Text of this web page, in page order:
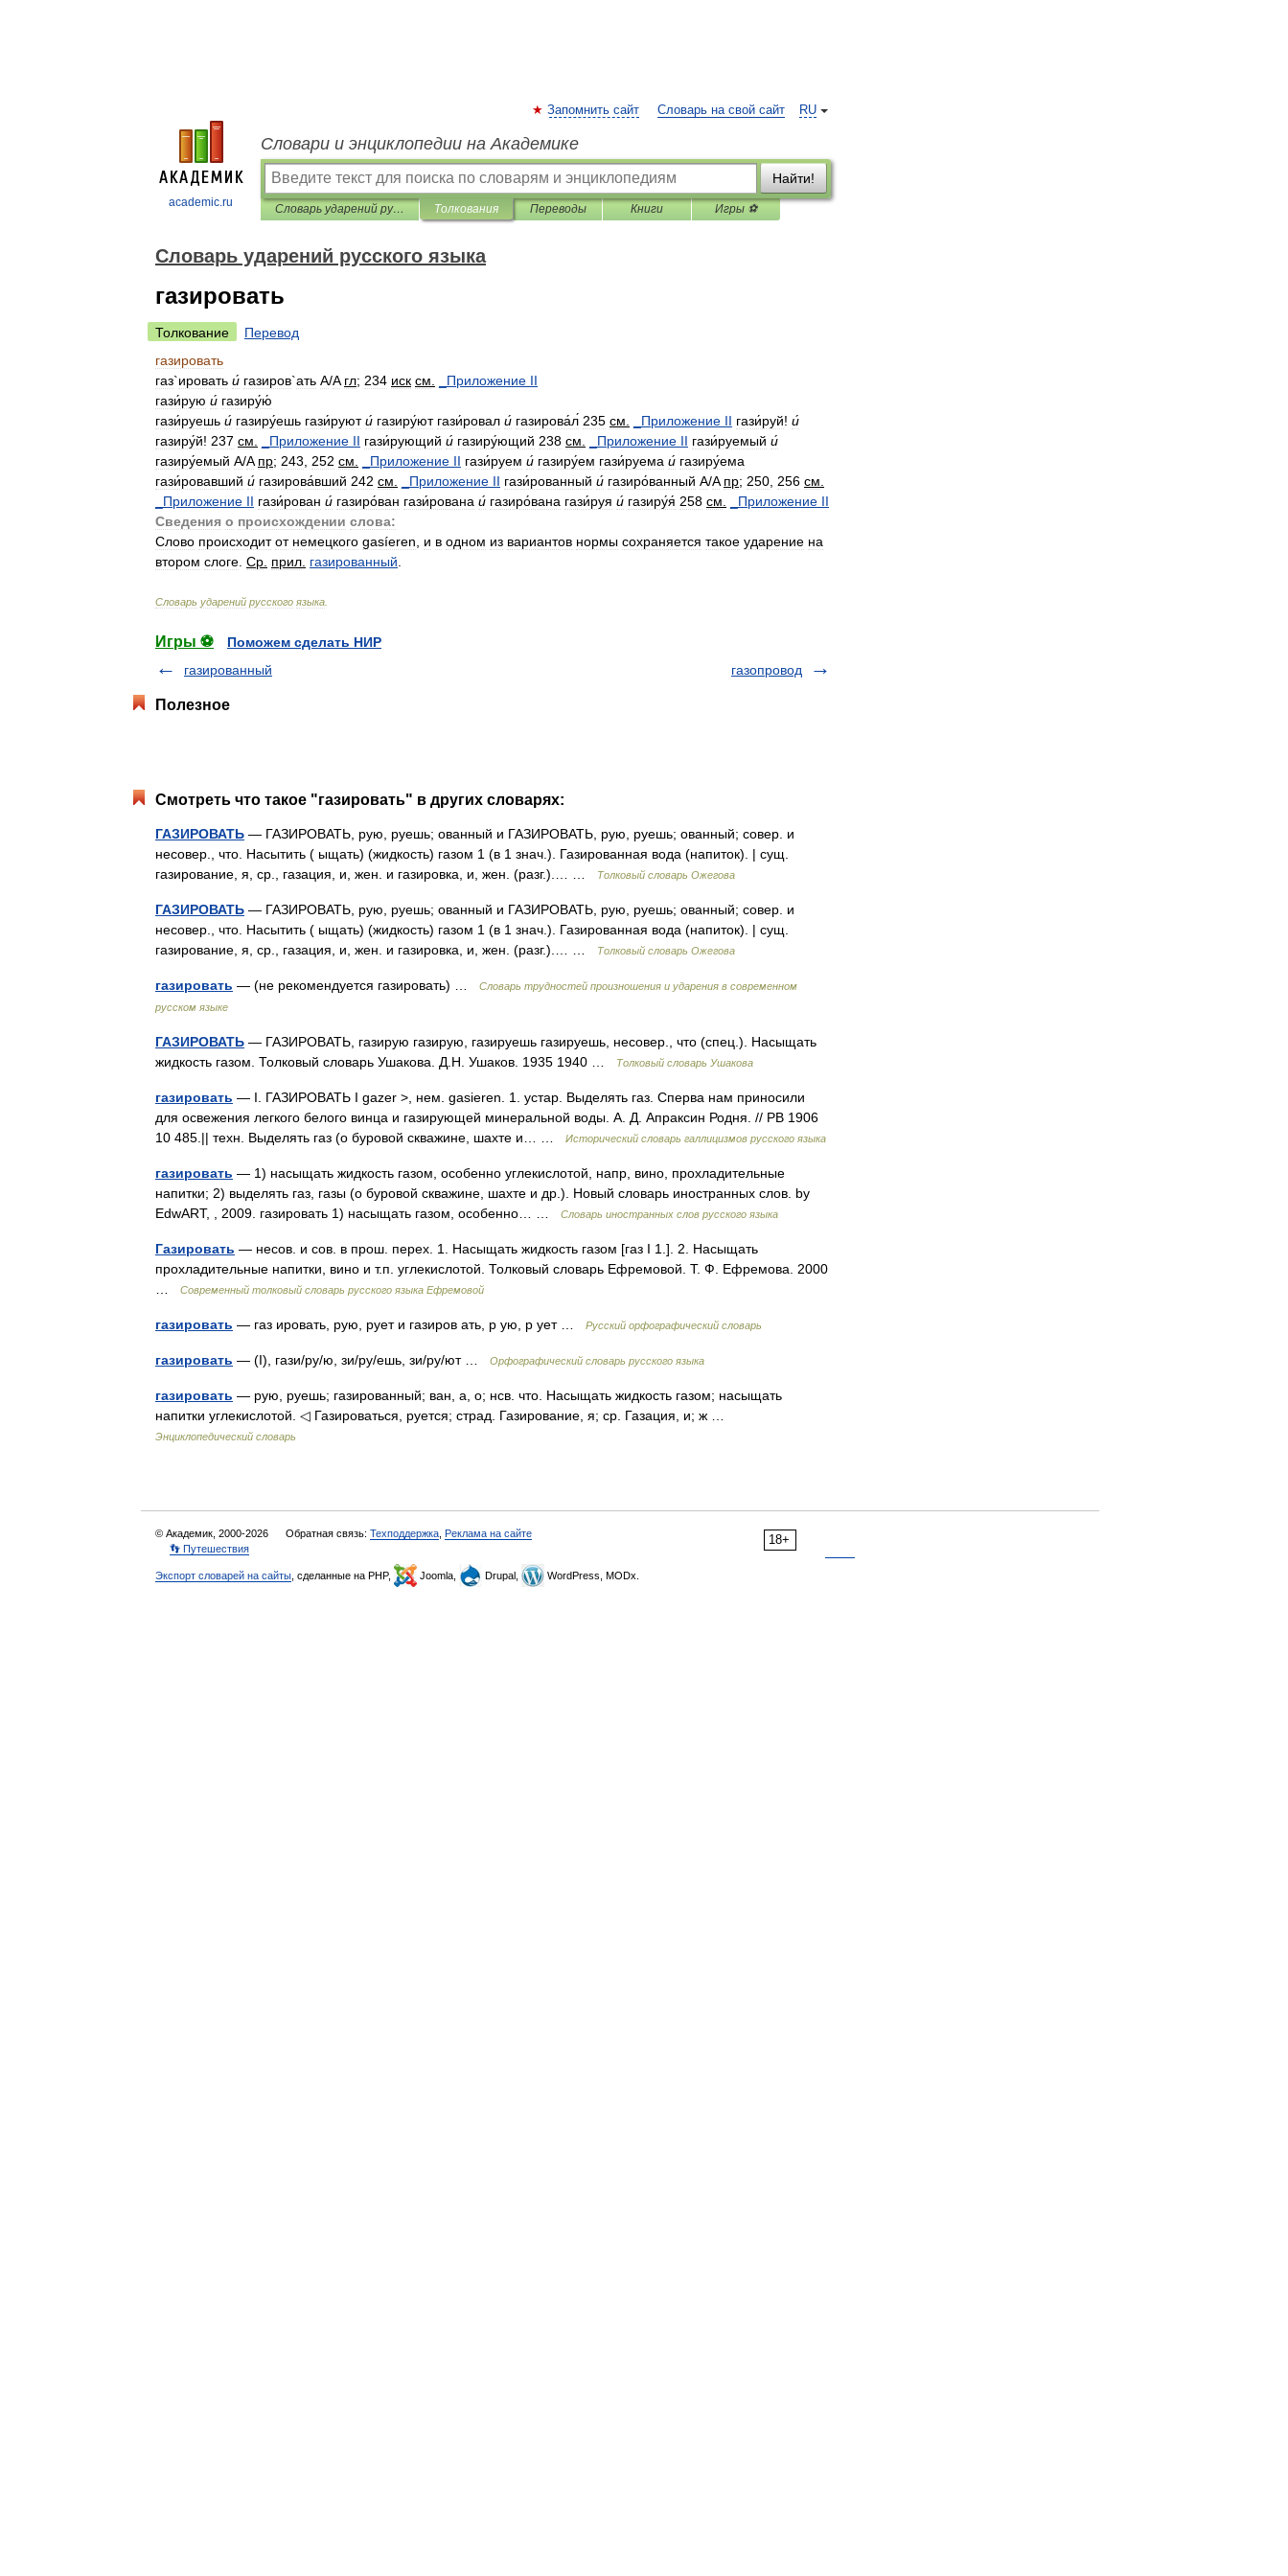
academic.ru
RU
Запомнить сайт Словарь на свой сайт
Словари и энциклопедии на Академике
Найти!
Словарь ударений русского языка Толкования Переводы Книги Игры ⚽
Словарь ударений русского языка
газировать
Толкование
Перевод
газировать
газ`ировать и́ газиров`ать A/A гл; 234 иск см Приложение II
гази́рую и́ газиру́ю́
гази́руешь и́ газиру́ешь гази́руют и́ газиру́ют гази́ровал и́ газирова́л́ 235 см Приложение II гази́руй! и́
газиру́й! 237 см Приложение II гази́рующий и́ газиру́ющий 238 см Приложение II гази́руемый и́
газиру́емый A/A пр; 243 252 см Приложение II гази́руем и́ газиру́ем гази́руема и́ газиру́ема
гази́ровавший и́ газирова́вший 242 см Приложение II гази́рованный и́ газиро́ванный A/A пр; 250 256 см
Приложение II гази́рован и́ газиро́ван гази́рована и́ газиро́вана гази́руя и́ газиру́я́ 258 см Приложение II
Сведения о происхождении слова:
Слово происходит от немецкого gasíeren и в одном из вариантов нормы сохраняется такое ударение на
втором слоге Ср прил газированный
Словарь ударений русского языка
Игры ⚽
Поможем сделать НИР
газированный
газопровод
Полезное
Смотреть что такое "газировать" в других словарях:
ГАЗИРОВАТЬ — ГАЗИРОВАТЬ, рую, руешь; ованный и ГАЗИРОВАТЬ, рую, руешь; ованный; совер. и
несовер., что. Насытить ( ыщать) (жидкость) газом 1 (в 1 знач.). Газированная вода (напиток). | сущ.
газирование, я, ср., газация, и, жен. и газировка, и, жен. (разг.).… …
Толковый словарь Ожегова
ГАЗИРОВАТЬ — ГАЗИРОВАТЬ, рую, руешь; ованный и ГАЗИРОВАТЬ, рую, руешь; ованный; совер. и
несовер., что. Насытить ( ыщать) (жидкость) газом 1 (в 1 знач.). Газированная вода (напиток). | сущ.
газирование, я, ср., газация, и, жен. и газировка, и, жен. (разг.).… …
Толковый словарь Ожегова
газировать — (не рекомендуется газировать) …
Словарь трудностей произношения и ударения в современном
русском языке
ГАЗИРОВАТЬ — ГАЗИРОВАТЬ, газирую газирую, газируешь газируешь, несовер., что (спец.). Насыщать
жидкость газом. Толковый словарь Ушакова. Д.Н. Ушаков. 1935 1940 …
Толковый словарь Ушакова
газировать — I. ГАЗИРОВАТЬ I gazer >, нем. gasieren. 1. устар. Выделять газ. Сперва нам приносили
для освежения легкого белого винца и газирующей минеральной воды. А. Д. Апраксин Родня. // РВ 1906
10 485.|| техн. Выделять газ (о буровой скважине, шахте и… …
Исторический словарь галлицизмов русского языка
газировать — 1) насыщать жидкость газом, особенно углекислотой, напр, вино, прохладительные
напитки; 2) выделять газ, газы (о буровой скважине, шахте и др.). Новый словарь иностранных слов. by
EdwART, , 2009. газировать 1) насыщать газом, особенно… …
Словарь иностранных слов русского языка
Газировать — несов. и сов. в прош. перех. 1. Насыщать жидкость газом [газ I 1.]. 2. Насыщать
прохладительные напитки, вино и т.п. углекислотой. Толковый словарь Ефремовой. Т. Ф. Ефремова. 2000
Современный толковый словарь русского языка Ефремовой
газировать — газ ировать, рую, рует и газиров ать, р ую, р ует … Русский орфографический словарь
газировать — (I), гази/ру/ю, зи/ру/ешь, зи/ру/ют … Орфографический словарь русского языка
газировать — рую, руешь; газированный; ван, а, о; нсв. что. Насыщать жидкость газом; насыщать
напитки углекислотой. ◁ Газироваться, руется; страд. Газирование, я; ср. Газация, и; ж …
Энциклопедический словарь
18+
© Академик, 2000-2026 Обратная связь: Техподдержка Реклама на сайте
👣 Путешествия
Экспорт словарей на сайты , сделанные на PHP, Joomla, Drupal, WordPress, MODx.